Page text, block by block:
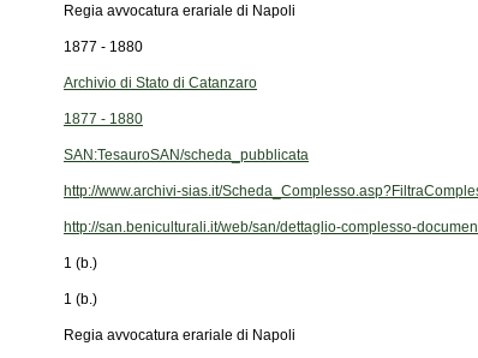
Regia avvocatura erariale di Napoli
1877 - 1880
Archivio di Stato di Catanzaro
1877 - 1880
SAN:TesauroSAN/scheda_pubblicata
http://www.archivi-sias.it/
http://san.beniculturali.it/web/san/dettaglio-complesso-
1 (b.)
1 (b.)
Regia avvocatura erariale di Napoli